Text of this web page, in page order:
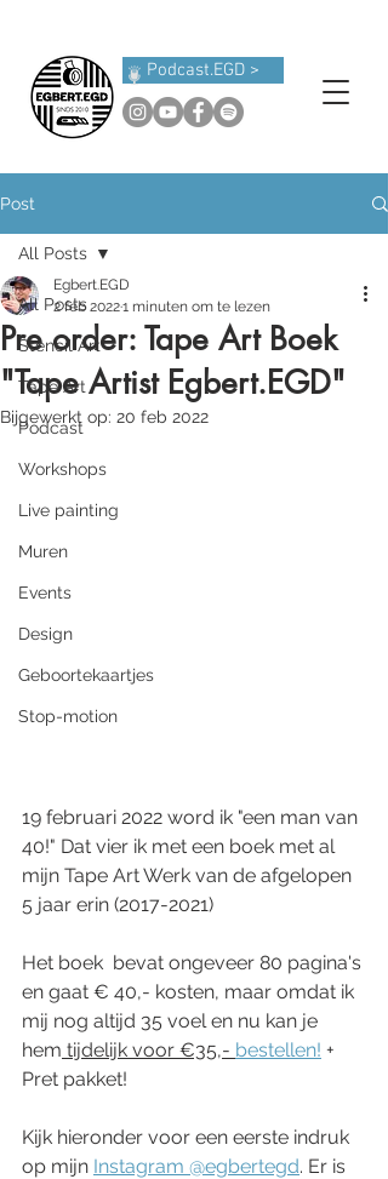
Podcast.EGD >
Post
All Posts
Stencil Art
Tape Art
Podcast
Workshops
Live painting
Muren
Events
Design
Geboortekaartjes
Stop-motion
All Posts
Pre order: Tape Art Boek
"Tape Artist Egbert.EGD"
Egbert.EGD
2 feb 20221 minuten om te lezen
Bijgewerkt op: 20 feb 2022
19 februari 2022 word ik "een man van
40!" Dat vier ik met een boek met al
mijn Tape Art Werk van de afgelopen
5 jaar erin (2017-2021)
Het boek  bevat ongeveer 80 pagina's
en gaat € 40,- kosten, maar omdat ik
mij nog altijd 35 voel en nu kan je
hem tijdelijk voor €35,- bestellen! +
Pret pakket!
Kijk hieronder voor een eerste indruk
op mijn Instagram @egbertegd. Er is